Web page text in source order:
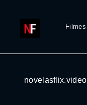
Filmes
novelasflix.video